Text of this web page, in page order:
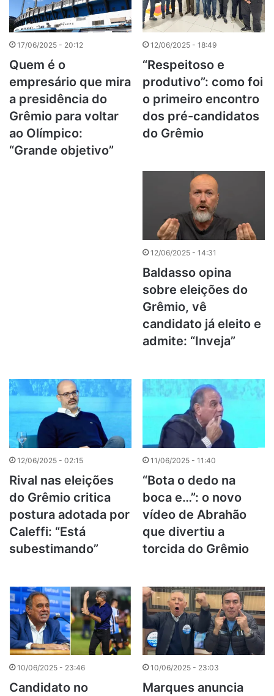
17/06/2025 - 20:12
Quem é o
empresário que mira
a presidência do
Grêmio para voltar
ao Olímpico:
“Grande objetivo”
12/06/2025 - 18:49
“Respeitoso e
produtivo”: como foi
o primeiro encontro
dos pré-candidatos
do Grêmio
12/06/2025 - 14:31
Baldasso opina
sobre eleições do
Grêmio, vê
candidato já eleito e
admite: “Inveja”
12/06/2025 - 02:15
Rival nas eleições
do Grêmio critica
postura adotada por
Caleffi: “Está
subestimando”
11/06/2025 - 11:40
“Bota o dedo na
boca e…”: o novo
vídeo de Abrahão
que divertiu a
torcida do Grêmio
10/06/2025 - 23:46
Candidato no
10/06/2025 - 23:03
Marques anuncia